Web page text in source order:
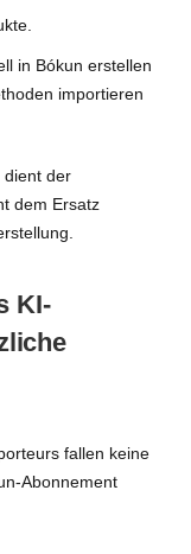
in Bókun erstellen
importieren
dient der
dem Ersatz
KI-
fallen keine
Abonnement